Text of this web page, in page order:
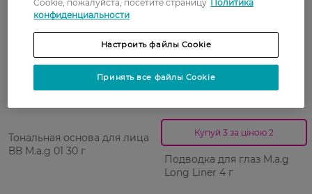
Тональная основа для лица
ВВ M.a.g 01 30 г
Купуй 3 за ціною 2
Подводка для глаз M.a.g
Long Liner 4 г
Cookie, пожалуйста, посетите страницу Политика
конфиденциальности
Настроить файлы Cookie
Принять все файлы Cookie